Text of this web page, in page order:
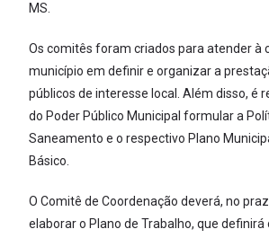
MS.
Os comitês foram criados para atender à
município em definir e organizar a
públicos de interesse local. Além disso, é
do Poder Público Municipal formular a
Saneamento e o respectivo Plano
Básico.
O Comitê de Coordenação deverá, no
elaborar o Plano de Trabalho, que definirá